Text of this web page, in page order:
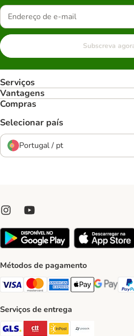
Subscreva
Serviços
Vantagens
Compras
Selecionar país
Portugal / pt
Métodos de pagamento
Visa Payment Method
Mastercard Payment Method
American Express Payment
Apple Pay Payment
Google Pay
Serviços de entrega
GLS Shipping Method
CTTExpress Shipping Method
InPost Shipping